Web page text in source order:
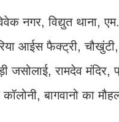
नगर, विद्युत थाना,
आईस फैक्ट्री,
जसोलाई, रामदेव मंदिर,
बागवानो का